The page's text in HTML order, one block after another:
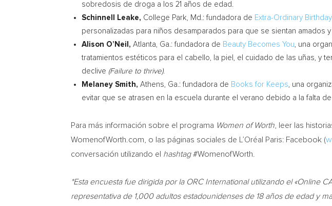
sobredosis de droga a los 21 años de edad.
Schinnell Leake, College Park, Md.: fundadora de Extra-Ordinary
personalizadas para niños desamparados para que se sientan amados
Alison O’Neil , Atlanta, Ga.: fundadora de Beauty Becomes You, una
tratamientos estéticos para el cabello, la piel, el cuidado de las uñas, y
declive (Failure to thrive).
Melaney Smith, Athens, Ga.: fundadora de Books for Keeps, una
evitar que se atrasen en la escuela durante el verano debido a la falta
Para más información sobre el programa Women of Worth , leer las
WomenofWorth.com, o las páginas sociales de L’Oréal Paris: Facebook (
conversación utilizando el hashtag#WomenofWorth.
*Esta encuesta fue dirigida por la ORC Internationalutilizando el «Online
representativa de 1,000 adultos estadounidenses de 18 años de edad y